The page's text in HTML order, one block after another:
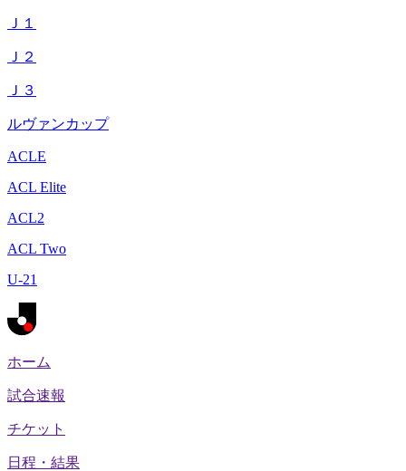
Ｊ１
Ｊ２
Ｊ３
ルヴァンカップ
ACLE
ACL Elite
ACL2
ACL Two
U-21
ホーム
試合速報
チケット
日程・結果